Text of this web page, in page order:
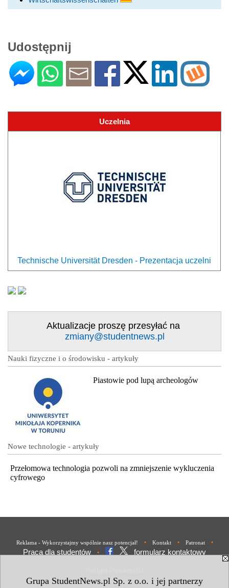
Grupa StudentNews.pl Sp. z o.o. i jej partnerzy
Udostępnij
Uczelnia
Technische Universität Dresden - Prezentacja uczelni
Aktualizacje proszę przesyłać na
zmiany@studentnews.pl
Nauki fizyczne i o środowisku - artykuły
Piastowie pod lupą archeologów
Nowe technologie - artykuły
Przełomowa technologia pozwoli na zmniejszenie wykluczenia
cyfrowego
Reklama - Wykorzystajmy wspólnie nasz potencjał! • Kontakt • Patronat •
Praca dla studentów • formularz kontaktowy